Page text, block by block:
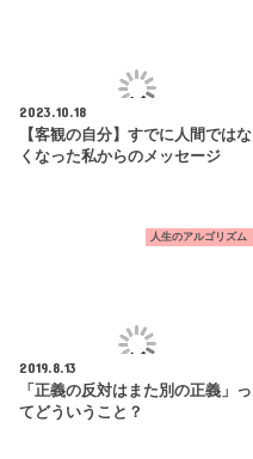
2023.10.18
【客観の自分】すでに人間ではな
くなった私からのメッセージ
人生のアルゴリズム
2019.8.13
「正義の反対はまた別の正義」っ
てどういうこと？